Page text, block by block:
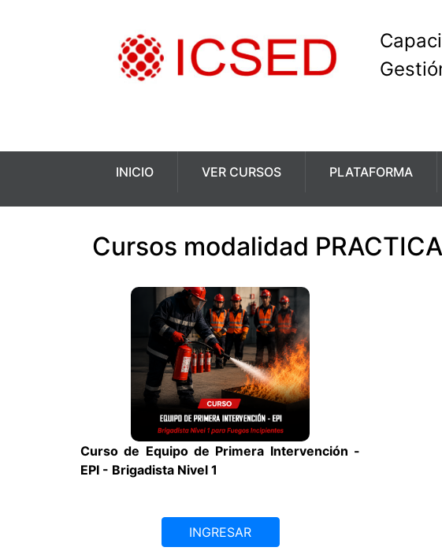
INICIO VER CURSOS PLATAFORMA
Cursos modalidad
Curso de Equipo de Primera Intervención -
EPI - Brigadista Nivel 1
INGRESAR